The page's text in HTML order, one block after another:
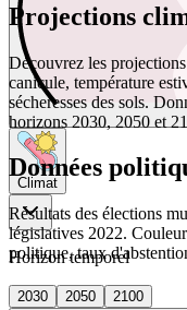
Climat
Horizon temporel
2030 2050
2100
Projections
Découvrez les
canicule, température
sécheresses des sols.
horizons 2030, 2050 et
Données
Résultats des élections
législatives 2022.
politique, taux